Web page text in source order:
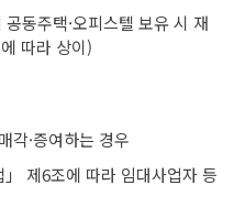
동주택·오피스텔 보유 시 재
따라 상이)
각·증여하는 경우
」 제6조에 따라 임대사업자 등